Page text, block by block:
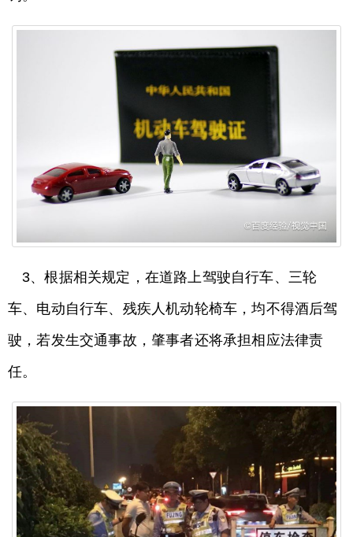
3、根据相关规定，在道路上驾驶自行车、三轮
车、电动自行车、残疾人机动轮椅车，均不得酒后驾
驶，若发生交通事故，肇事者还将承担相应法律责
任。